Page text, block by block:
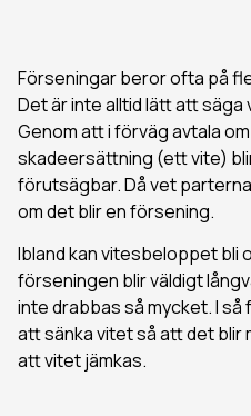
Förseningar beror ofta på
Det är inte alltid lätt att säga
Genom att i förväg avtala
skadeersättning (ett vite)
förutsägbar. Då vet
om det blir en försening.
Ibland kan vitesbeloppet bli
förseningen blir väldigt
inte drabbas så mycket. I
att sänka vitet så att det blir
att vitet jämkas.